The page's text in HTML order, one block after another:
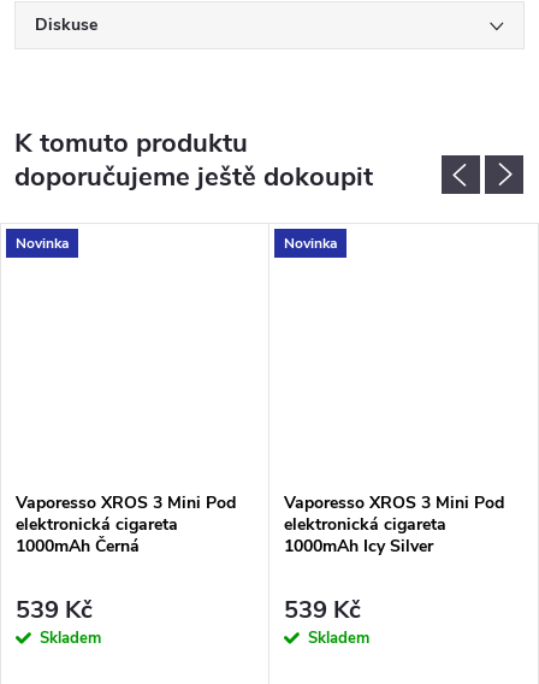
Diskuse
K tomuto produktu
doporučujeme ještě dokoupit
Novinka
Vaporesso XROS 3 Mini Pod
elektronická cigareta
1000mAh Černá
539 Kč
Skladem
Novinka
Vaporesso XROS 3 Mini Pod
elektronická cigareta
1000mAh Icy Silver
539 Kč
Skladem